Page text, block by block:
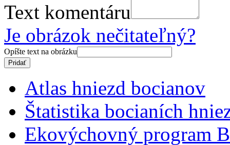
Text komentáru
Je obrázok nečitateľný?
Opíšte text na obrázku
Atlas hniezd bocianov
Štatistika bocianích
Ekovýchovný program